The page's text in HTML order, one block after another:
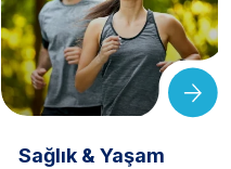
Sağlık & Yaşam